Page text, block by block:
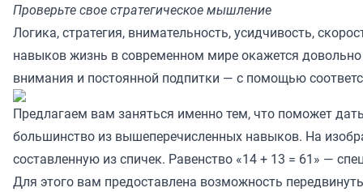
Проверьте свое стратегическое мышление
Логика, стратегия, внимательность, усидчивость,
навыков жизнь в современном мире окажется
внимания и постоянной подпитки — с помощью
Предлагаем вам заняться именно тем, что поможет
большинство из вышеперечисленных навыков. На
составленную из спичек. Равенство «14 + 13 = 61» —
Для этого вам предоставлена возможность